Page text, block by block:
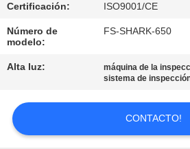
EN
CONTACTO
NOTICIAS
Certificación: ISO9001/CE
Número de
modelo:
FS-SHARK-650
Alta luz: máquina de la
sistema de
CONTACTO!